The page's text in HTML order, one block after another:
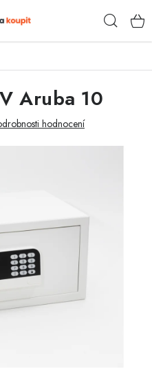
NA LITHIOVÉ
Aruba 10
hodnocení